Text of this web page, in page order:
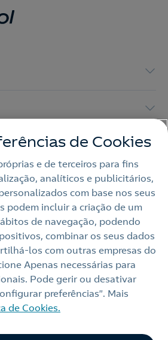
Repsol
de Cookies
e de terceiros para fins
analíticos e publicitários,
com base nos seus
podem incluir a criação de um
de navegação, podendo
combinar os seus dados
com outras empresas do
Apenas necessárias para
Pode gerir ou desativar
preferências”. Mais
de Cookies.